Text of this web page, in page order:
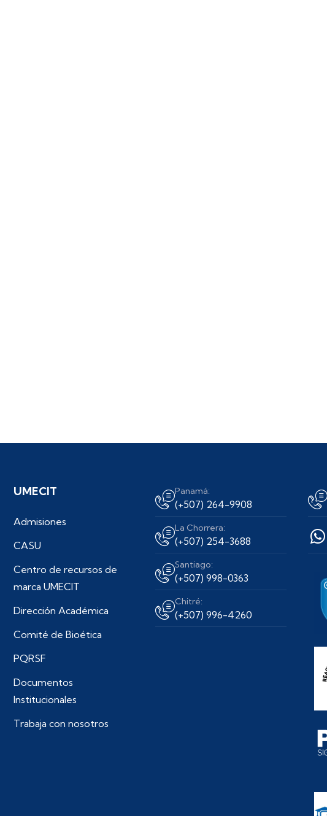
UMECIT
Admisiones
CASU
Centro de recursos de
marca UMECIT
Dirección Académica
Comité de Bioética
PQRSF
Documentos
Institucionales
Trabaja con nosotros
Panamá:
(+507) 264-9908
La Chorrera:
(+507) 254-3688
Santiago:
(+507) 998-0363
Chitré:
(+507) 996-4260